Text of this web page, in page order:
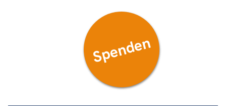
Spenden